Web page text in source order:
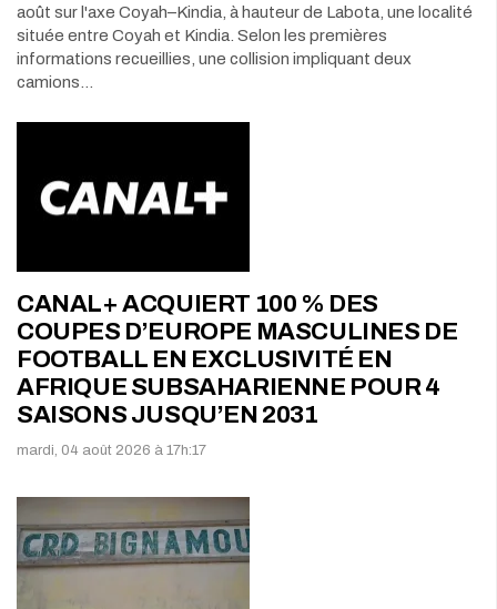
août sur l'axe Coyah–Kindia, à hauteur de Labota, une localité
située entre Coyah et Kindia. Selon les premières
informations recueillies, une collision impliquant deux
camions…
CANAL+ ACQUIERT 100 % DES
COUPES D’EUROPE MASCULINES DE
FOOTBALL EN EXCLUSIVITÉ EN
AFRIQUE SUBSAHARIENNE POUR 4
SAISONS JUSQU’EN 2031
mardi, 04 août 2026 à 17h:17